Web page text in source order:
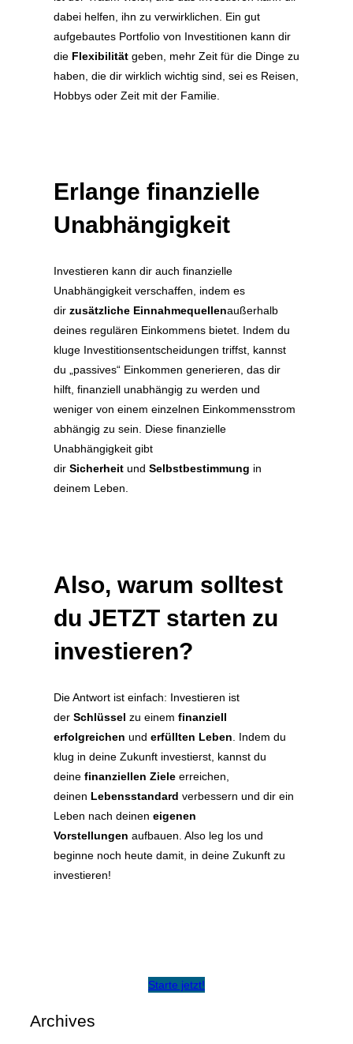
dabei helfen, ihn zu verwirklichen. Ein gut
aufgebautes Portfolio von Investitionen kann dir
die Flexibilität geben, mehr Zeit für die Dinge zu
haben, die dir wirklich wichtig sind, sei es Reisen,
Hobbys oder Zeit mit der Familie.
Erlange finanzielle
Unabhängigkeit
Investieren kann dir auch finanzielle
Unabhängigkeit verschaffen, indem es
dir zusätzliche Einnahmequellenaußerhalb
deines regulären Einkommens bietet. Indem du
kluge Investitionsentscheidungen triffst, kannst
du „passives“ Einkommen generieren, das dir
hilft, finanziell unabhängig zu werden und
weniger von einem einzelnen Einkommensstrom
abhängig zu sein. Diese finanzielle
Unabhängigkeit gibt
dir Sicherheit und Selbstbestimmung in
deinem Leben.
Also, warum solltest
du JETZT starten zu
investieren?
Die Antwort ist einfach: Investieren ist
der Schlüssel zu einem finanziell
erfolgreichen und erfüllten Leben . Indem du
klug in deine Zukunft investierst, kannst du
deine finanziellen Ziele erreichen,
deinen Lebensstandard verbessern und dir ein
Leben nach deinen eigenen
Vorstellungen aufbauen. Also leg los und
beginne noch heute damit, in deine Zukunft zu
investieren!
Starte jetzt!
Archives